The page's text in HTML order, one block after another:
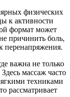
физических
к активности
формат может
причинить боль,
перенапряжения.
важна не только
массаж часто
техниками
рассматривает